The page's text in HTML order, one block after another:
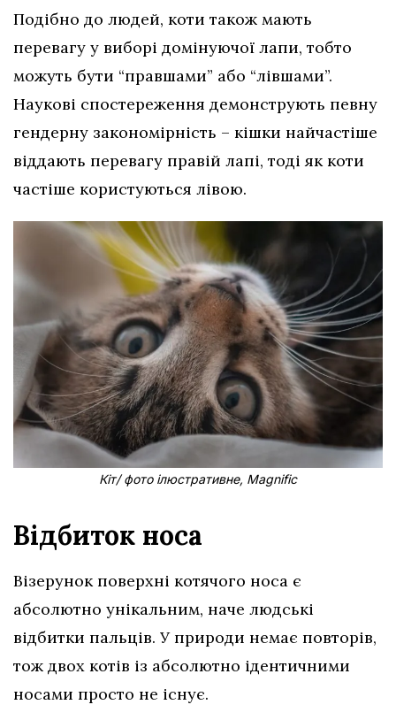
Подібно до людей, коти також мають
перевагу у виборі домінуючої лапи, тобто
можуть бути “правшами” або “лівшами”.
Наукові спостереження демонструють певну
гендерну закономірність – кішки найчастіше
віддають перевагу правій лапі, тоді як коти
частіше користуються лівою.
Кіт/ фото ілюстративне, Magnific
Відбиток носа
Візерунок поверхні котячого носа є
абсолютно унікальним, наче людські
відбитки пальців. У природи немає повторів,
тож двох котів із абсолютно ідентичними
носами просто не існує.